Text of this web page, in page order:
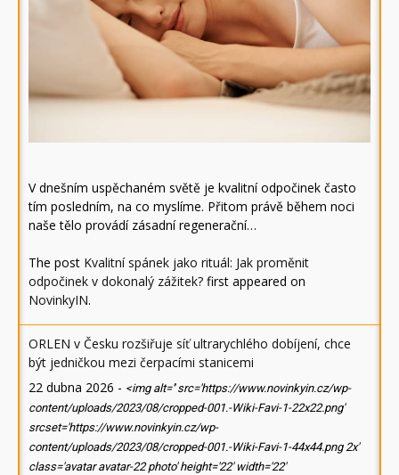
V dnešním uspěchaném světě je kvalitní odpočinek často
tím posledním, na co myslíme. Přitom právě během noci
naše tělo provádí zásadní regenerační…
The post Kvalitní spánek jako rituál: Jak proměnit
odpočinek v dokonalý zážitek? first appeared on
NovinkyIN.
ORLEN v Česku rozšiřuje síť ultrarychlého dobíjení, chce
být jedničkou mezi čerpacími stanicemi
22 dubna 2026 - <img alt='' src='https://www.novinkyin.cz/wp-
content/uploads/2023/08/cropped-001.-Wiki-Favi-1-22x22.png'
srcset='https://www.novinkyin.cz/wp-
content/uploads/2023/08/cropped-001.-Wiki-Favi-1-44x44.png 2x'
class='avatar avatar-22 photo' height='22' width='22'